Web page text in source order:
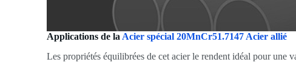
Applications de la Acier spécial 20MnCr51.7147 Acier allié
Les propriétés équilibrées de cet acier le rendent idéal pour une